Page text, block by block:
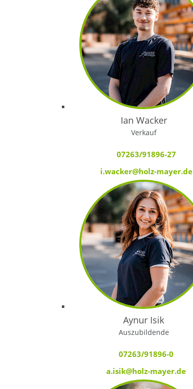
Ian Wacker
Verkauf
07263/91896-27
i.wacker@holz-mayer.de
Aynur Isik
Auszubildende
07263/91896-0
a.isik@holz-mayer.de